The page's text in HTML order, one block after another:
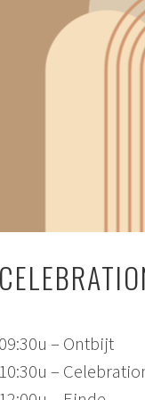
09:30u – Ontbijt
10:30u –